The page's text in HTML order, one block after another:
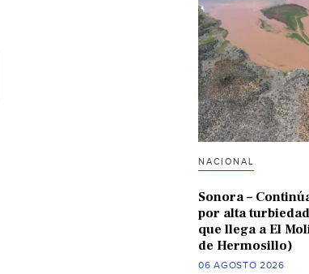
NACIONAL
Sonora –
por alta
que llega a El
de Hermosillo)
06 AGOSTO 2026